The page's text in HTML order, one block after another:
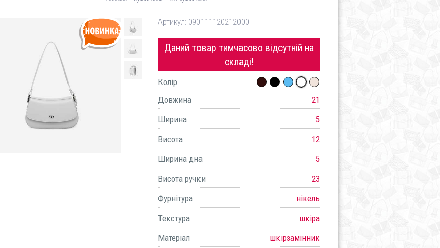
Артикул: 090111120212000
Даний товар тимчасово відсутній на
складі!
Колір
Довжина
21
Ширина
5
Висота
12
Ширина дна
5
Висота ручки
23
Фурнітура
нікель
Текстура
шкіра
Матеріал
шкірзамінник